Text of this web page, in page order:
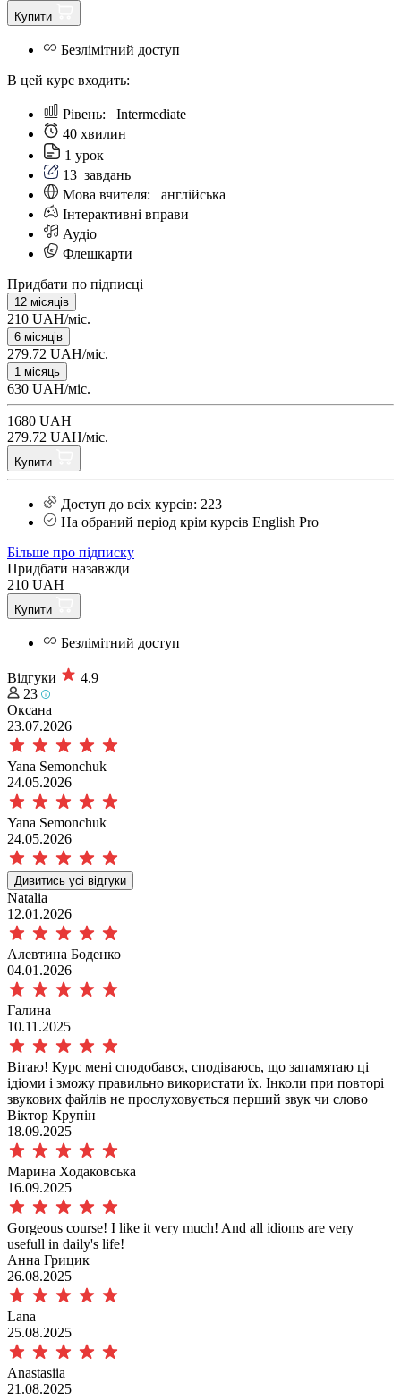
Купити
Безлімітний доступ
В цей курс входить:
Рівень: Intermediate
40 хвилин
1 урок
13 завдань
Мова вчителя: англійська
Інтерактивні вправи
Аудіо
Флешкарти
Придбати по підписці
12 місяців
210 UAH/міс.
6 місяців
279.72 UAH/міс.
1 місяць
630 UAH/міс.
1680 UAH
279.72 UAH/міс.
Купити
Доступ до всіх курсів: 223
На обраний період крім курсів English Pro
Більше про підписку
Придбати назавжди
210 UAH
Купити
Безлімітний доступ
Відгуки
4.9
23
Оксана
23.07.2026
Yana Semonchuk
24.05.2026
Yana Semonchuk
24.05.2026
Дивитись усі відгуки
Natalia
12.01.2026
Алевтина Боденко
04.01.2026
Галина
10.11.2025
Вітаю! Курс мені сподобався, сподіваюсь, що запамятаю ці
ідіоми і зможу правильно використати їх. Інколи при повторі
звукових файлів не прослуховується перший звук чи слово
Віктор Крупін
18.09.2025
Марина Ходаковська
16.09.2025
Gorgeous course! I like it very much! And all idioms are very
usefull in daily's life!
Анна Грицик
26.08.2025
Lana
25.08.2025
Anastasiia
21.08.2025